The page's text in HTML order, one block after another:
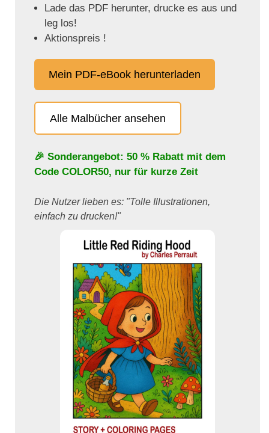
Lade das PDF herunter, drucke es aus und
leg los!
Aktionspreis !
Mein PDF-eBook herunterladen
Alle Malbücher ansehen
🎉 Sonderangebot: 50 % Rabatt mit dem
Code COLOR50, nur für kurze Zeit
Die Nutzer lieben es: "Tolle Illustrationen,
einfach zu drucken!"